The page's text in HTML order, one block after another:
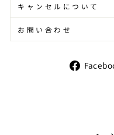
キャンセルについて
お問い合わせ